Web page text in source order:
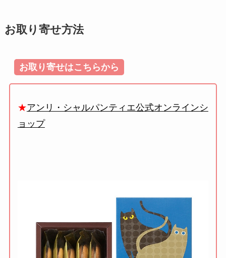
お取り寄せ方法
お取り寄せはこちらから
★アンリ・シャルパンティエ公式オンラインシ
ョップ